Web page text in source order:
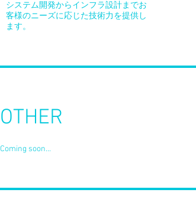
システム開発からインフラ設計まで​お
客様のニーズに応じた技術力を提供し
ます。
​OTHER
Coming soon...